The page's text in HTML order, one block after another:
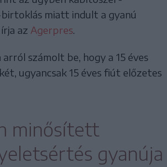
miatt indult a gyanú
az Agerpres.
számolt be, hogy a 15 éves
ugyancsak 15 éves fiút előzetes
minősített
gyanúja